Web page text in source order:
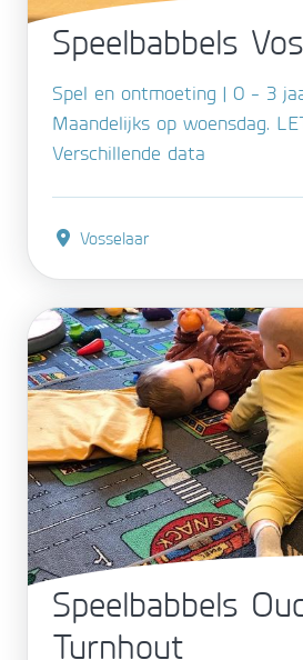
Speelbabbels
Spel en ontmoeting | 0 - 3
Maandelijks op woensdag.
Verschillende data
Vosselaar
Speelbabbels
Turnhout